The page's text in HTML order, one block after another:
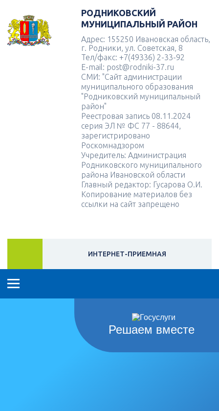
РОДНИКОВСКИЙ
МУНИЦИПАЛЬНЫЙ РАЙОН
Адрес: 155250 Ивановская область,
г. Родники, ул. Советская, 8
Тел/факс: +7(49336) 2-33-92
E-mail: post@rodniki-37.ru
СМИ: "Сайт администрации
муниципального образования
"Родниковский муниципальный
район"
Реестровая запись 08.11.2024
серия ЭЛ № ФС 77 - 88644,
зарегистрировано
Роскомнадзором
Учредитель: Администрация
Родниковского муниципального
района Ивановской области
Главный редактор: Гусарова О.И.
Копирование материалов без
ссылки на сайт запрещено
ИНТЕРНЕТ-ПРИЕМНАЯ
Решаем вместе